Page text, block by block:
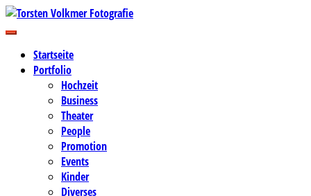
Zum
Inhalt
Torsten Volkmer Fotografie
Business-, Portrait- und Hochzeitsfotografie
Startseite
Portfolio
Hochzeit
Business
Theater
People
Promotion
Events
Kinder
Diverses